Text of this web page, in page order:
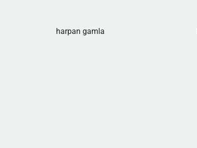
harpan gamla